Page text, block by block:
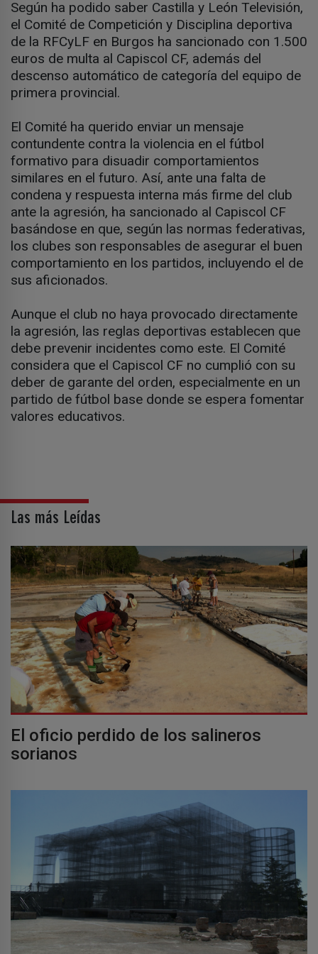
Según ha podido saber Castilla y León Televisión,
el Comité de Competición y Disciplina deportiva
de la RFCyLF en Burgos ha sancionado con 1.500
euros de multa al Capiscol CF, además del
descenso automático de categoría del equipo de
primera provincial.
El Comité ha querido enviar un mensaje
contundente contra la violencia en el fútbol
formativo para disuadir comportamientos
similares en el futuro. Así, ante una falta de
condena y respuesta interna más firme del club
ante la agresión, ha sancionado al Capiscol CF
basándose en que, según las normas federativas,
los clubes son responsables de asegurar el buen
comportamiento en los partidos, incluyendo el de
sus aficionados.
Aunque el club no haya provocado directamente
la agresión, las reglas deportivas establecen que
debe prevenir incidentes como este. El Comité
considera que el Capiscol CF no cumplió con su
deber de garante del orden, especialmente en un
partido de fútbol base donde se espera fomentar
valores educativos.
Las más Leídas
El oficio perdido de los salineros
sorianos